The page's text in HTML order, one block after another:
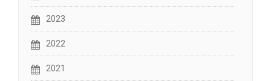
2023
2022
2021